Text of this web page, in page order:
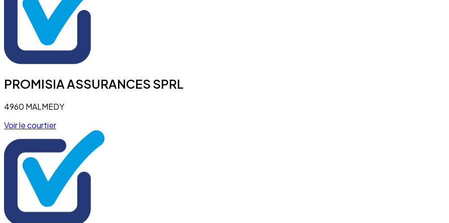
PROMISIA ASSURANCES SPRL
4960 MALMEDY
Voir le courtier